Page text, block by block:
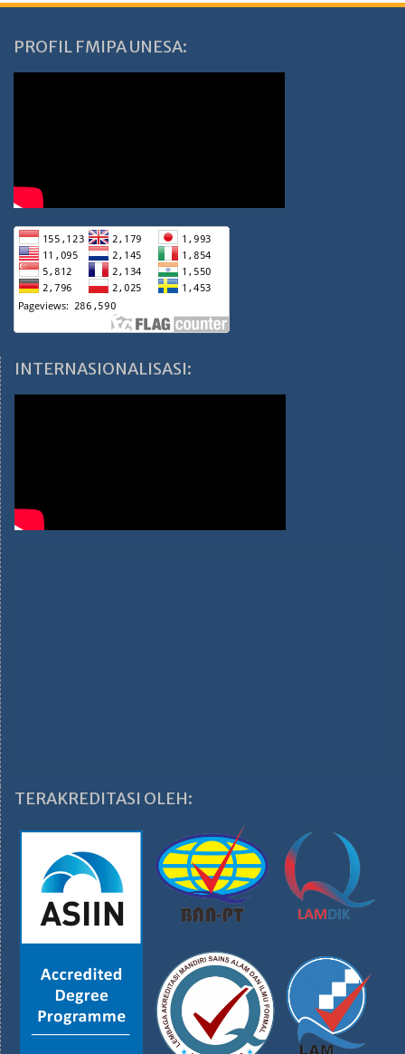
PROFIL FMIPA UNESA:
INTERNASIONALISASI:
TERAKREDITASI OLEH: